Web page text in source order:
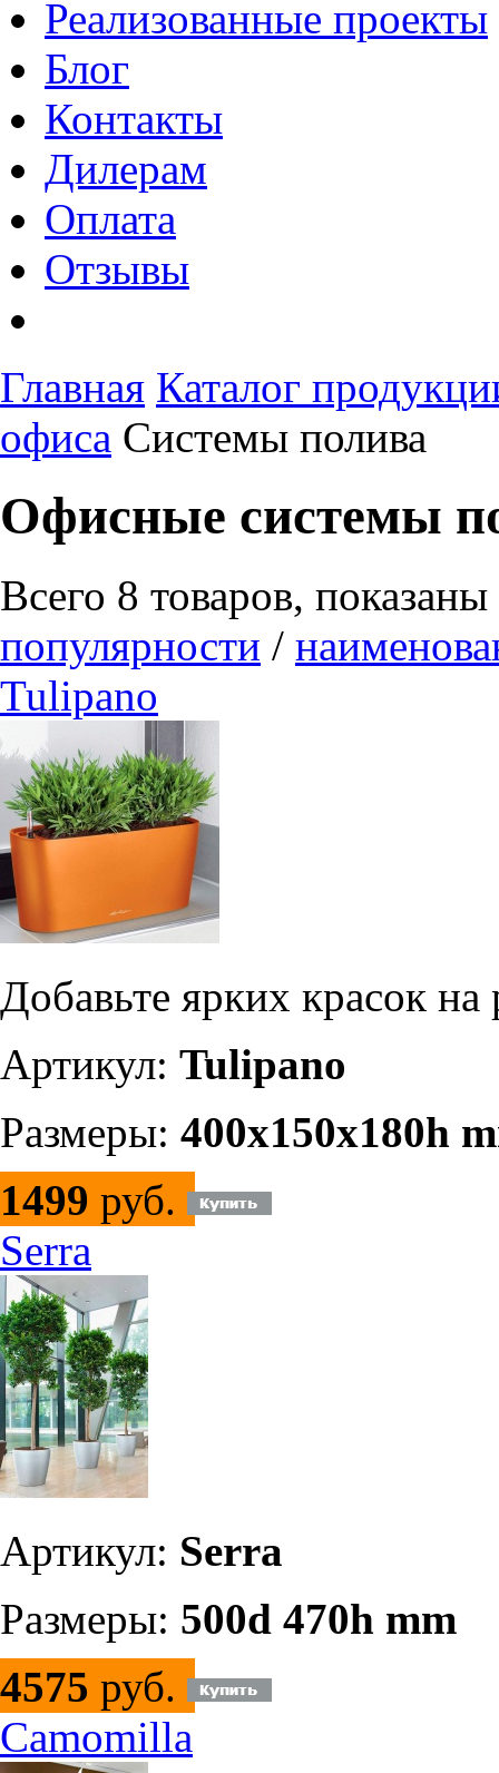
Реализованные проекты
Блог
Контакты
Дилерам
Оплата
Отзывы
Главная Каталог
офиса Системы полива
Офисные системы
Всего 8 товаров,
популярности /
Tulipano
Добавьте ярких красок
Артикул: Tulipano
Размеры: 400х150х180h
1499 руб.
Serra
Артикул: Serra
Размеры: 500d 470h mm
4575 руб.
Camomilla